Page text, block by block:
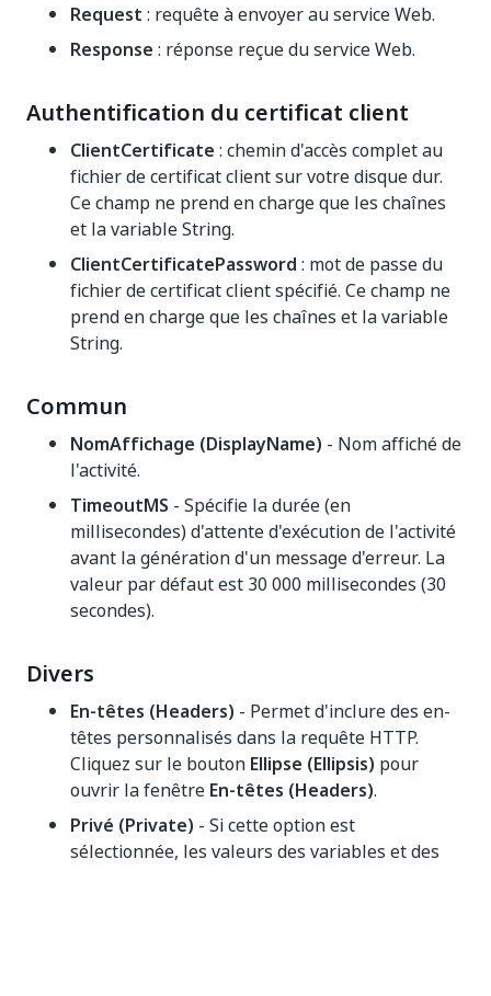
Request : requête à envoyer au service Web.
Response : réponse reçue du service Web.
Authentification du certificat client
ClientCertificate : chemin d'accès complet au
fichier de certificat client sur votre disque dur.
Ce champ ne prend en charge que les chaînes
et la variable String.
ClientCertificatePassword : mot de passe du
fichier de certificat client spécifié. Ce champ ne
prend en charge que les chaînes et la variable
String.
Commun
NomAffichage (DisplayName) - Nom affiché de
l'activité.
TimeoutMS - Spécifie la durée (en
millisecondes) d'attente d'exécution de l'activité
avant la génération d'un message d'erreur. La
valeur par défaut est 30 000 millisecondes (30
secondes).
Divers
En-têtes (Headers) - Permet d'inclure des en-
têtes personnalisés dans la requête HTTP.
Cliquez sur le bouton Ellipse (Ellipsis) pour
ouvrir la fenêtre En-têtes (Headers).
Privé (Private) - Si cette option est
sélectionnée, les valeurs des variables et des